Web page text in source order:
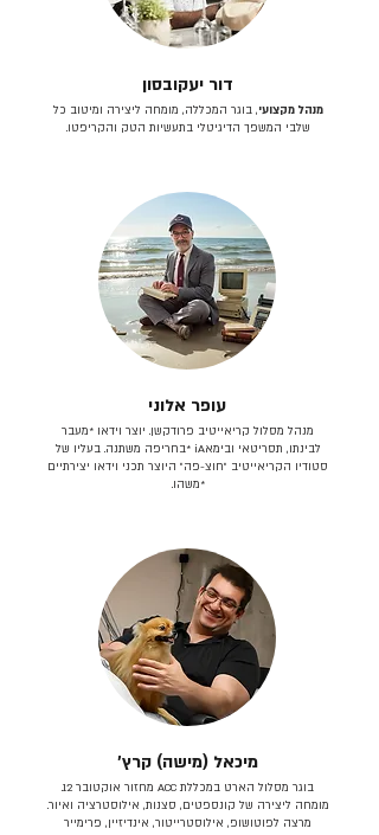
דור יעקובסון
מנהל מקצועי, בוגר המכללה, מומחה ליצירה ומיטוב כל
שלבי המשפך הדיגיטלי בתעשיות הטק והקריפטו.
עופר אלוני
מנהל מסלול קריאייטיב פרודקשן. יוצר וידאו *מעבר
לבינתו, תסריטאי וב​ימאiA‎ *בחריפה משתנה. בעליו של
סטודיו הקריאייטיב ״חוצ-פה״ היוצר תכני וידאו יצירתיים
*משהו.
מיכאל (מישה) קרץ׳
בוגר מסלול הארט במכללת ACC מחזור אוקטובר 12.
מומחה ליצירה של קונספטים, סצנות, אילוסטרציה ואיור.
מרצה לפוטושופ, אילוסטרייטור, אינדיזיין, פרימייר